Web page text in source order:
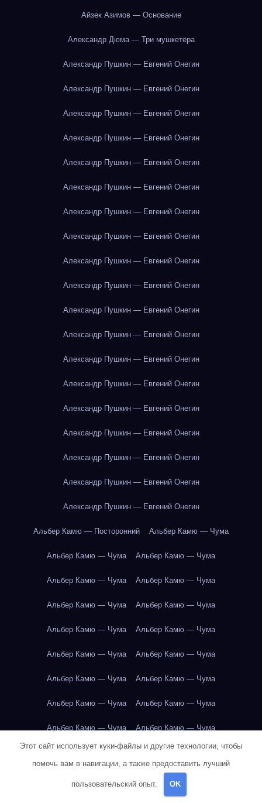
Айзек Азимов — Основание
Александр Дюма — Три мушкетёра
Александр Пушкин — Евгений Онегин
Александр Пушкин — Евгений Онегин
Александр Пушкин — Евгений Онегин
Александр Пушкин — Евгений Онегин
Александр Пушкин — Евгений Онегин
Александр Пушкин — Евгений Онегин
Александр Пушкин — Евгений Онегин
Александр Пушкин — Евгений Онегин
Александр Пушкин — Евгений Онегин
Александр Пушкин — Евгений Онегин
Александр Пушкин — Евгений Онегин
Александр Пушкин — Евгений Онегин
Александр Пушкин — Евгений Онегин
Александр Пушкин — Евгений Онегин
Александр Пушкин — Евгений Онегин
Александр Пушкин — Евгений Онегин
Александр Пушкин — Евгений Онегин
Александр Пушкин — Евгений Онегин
Александр Пушкин — Евгений Онегин
Альбер Камю — Посторонний Альбер Камю — Чума
Альбер Камю — Чума Альбер Камю — Чума
Альбер Камю — Чума Альбер Камю — Чума
Альбер Камю — Чума Альбер Камю — Чума
Альбер Камю — Чума Альбер Камю — Чума
Альбер Камю — Чума Альбер Камю — Чума
Альбер Камю — Чума Альбер Камю — Чума
Альбер Камю — Чума Альбер Камю — Чума
Альбер Камю — Чума Альбер Камю — Чума
Альбер Камю — Чума Альбер Камю — Чума Амстердам
Амстердам Амстердам
Этот сайт использует куки-файлы и другие технологии, чтобы
помочь вам в навигации, а также предоставить лучший
пользовательский опыт. OK